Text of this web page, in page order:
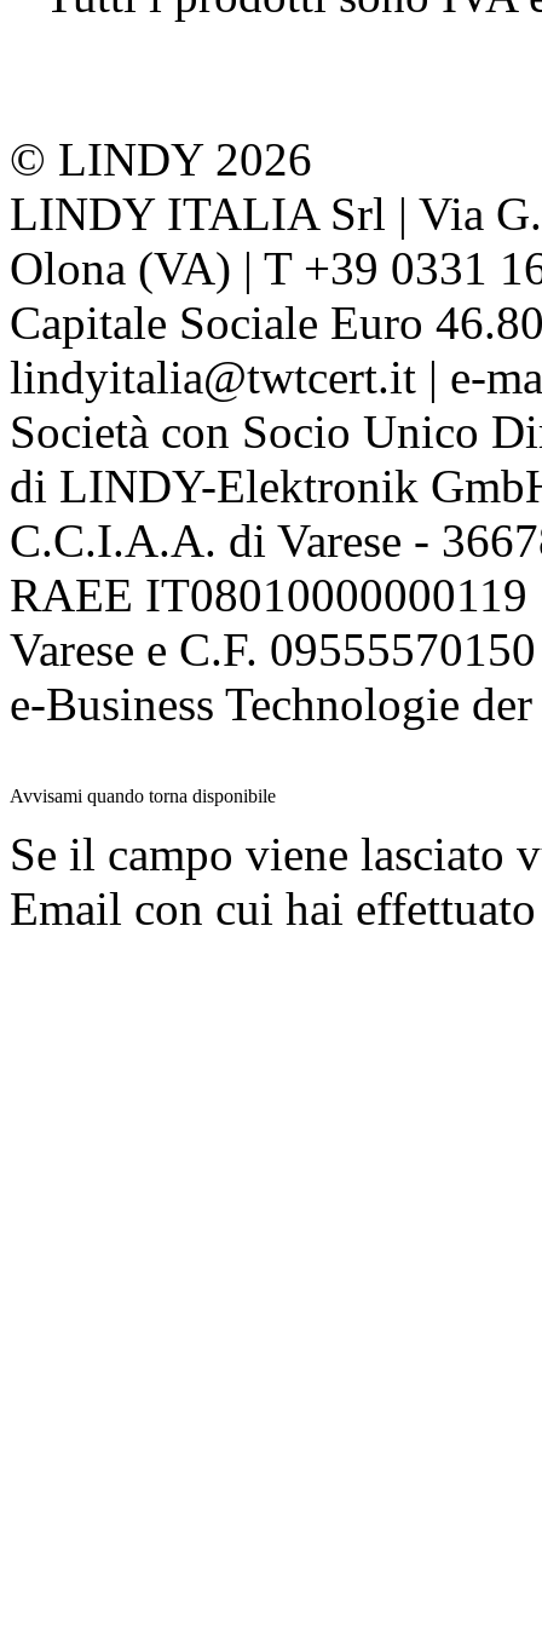
© LINDY 2026
LINDY ITALIA Srl | Via
Olona (VA) | T +39 0331
Capitale Sociale Euro
lindyitalia@twtcert.it | e-
Società con Socio Unico
di LINDY-Elektronik
C.C.I.A.A. di Varese -
RAEE
Varese e C.F. 09555570150
e-Business Technologie
Avvisami quando torna disponibile
Se il campo viene lasciato
Email con cui hai